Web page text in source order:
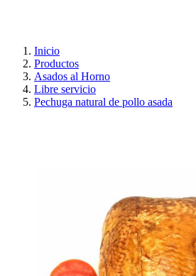
Inicio
Productos
Asados al Horno
Libre servicio
Pechuga natural de pollo asada